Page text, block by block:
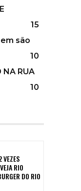
15
são
10
NA RUA
10
VEZES
RIO
DO RIO